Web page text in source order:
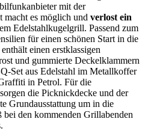
mit der
macht es möglich und verlost ein
Edelstahlkugelgrill. Passend zum
für einen schönen Start in die
einen erstklassigen
und gummierte Deckelklammern
Set aus Edelstahl im Metallkoffer
in Petrol. Für die
die Picknickdecke und der
Grundausstattung um in die
den kommenden Grillabenden